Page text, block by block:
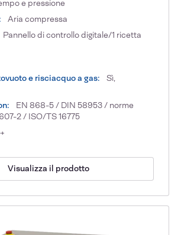
e pressione
Aria compressa
Pannello di controllo digitale/1 ricetta
e risciacquo a gas:
Sì,
EN 868-5 / DIN 58953 / norme
2 / ISO/TS 16775
Visualizza il prodotto